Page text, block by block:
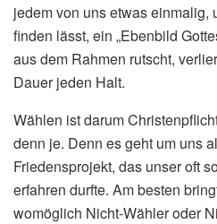
jedem von uns etwas einmalig,
finden lässt, ein „Ebenbild
aus dem Rahmen rutscht,
Dauer jeden Halt.
Wählen ist darum
denn je. Denn es geht um uns
Friedensprojekt, das unser oft
erfahren durfte. Am besten
womöglich Nicht-Wähler oder